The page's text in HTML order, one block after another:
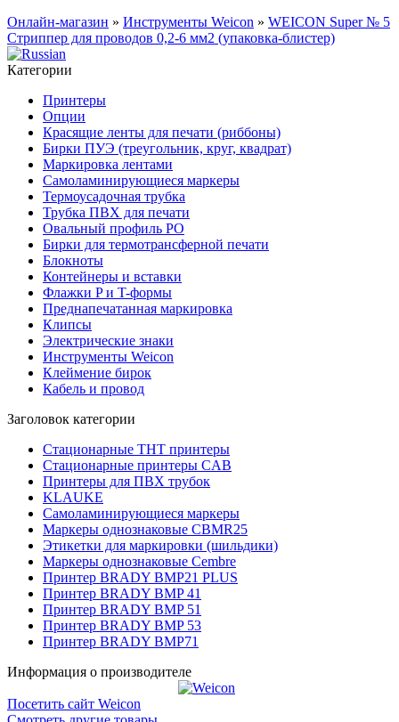
Онлайн-магазин » Инструменты Weicon » WEICON Super № 5
Стриппер для проводов 0,2-6 мм2 (упаковка-блистер)
Категории
Принтеры
Опции
Красящие ленты для печати (риббоны)
Бирки ПУЭ (треугольник, круг, квадрат)
Маркировка лентами
Самоламинирующиеся маркеры
Термоусадочная трубка
Трубка ПВХ для печати
Овальный профиль PO
Бирки для термотрансферной печати
Блокноты
Контейнеры и вставки
Флажки P и T-формы
Преднапечатанная маркировка
Клипсы
Электрические знаки
Инструменты Weicon
Клеймение бирок
Кабель и провод
Заголовок категории
Стационарные THT принтеры
Стационарные принтеры CAB
Принтеры для ПВХ трубок
KLAUKE
Самоламинирующиеся маркеры
Маркеры однознаковые CBMR25
Этикетки для маркировки (шильдики)
Маркеры однознаковые Cembre
Принтер BRADY BMP21 PLUS
Принтер BRADY BMP 41
Принтер BRADY BMP 51
Принтер BRADY BMP 53
Принтер BRADY BMP71
Информация о производителе
Посетить сайт Weicon